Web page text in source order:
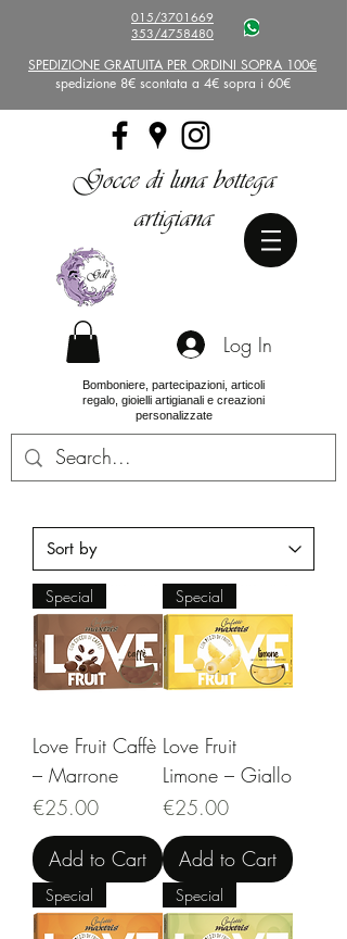
015/3701669
353/4758480
SPEDIZIONE GRATUITA PER ORDINI SOPRA 100€
spedizione 8€ scontata a 4€ sopra i 60€
Gocce di luna bottega
artigiana
Log In
Bomboniere, partecipazioni, articoli
regalo, gioielli artigianali e creazioni
personalizzate
Special
Love Fruit Caffè
– Marrone
Price
€25.00
Add to Cart
Special
Love Fruit
Limone – Giallo
Price
€25.00
Add to Cart
Special Special